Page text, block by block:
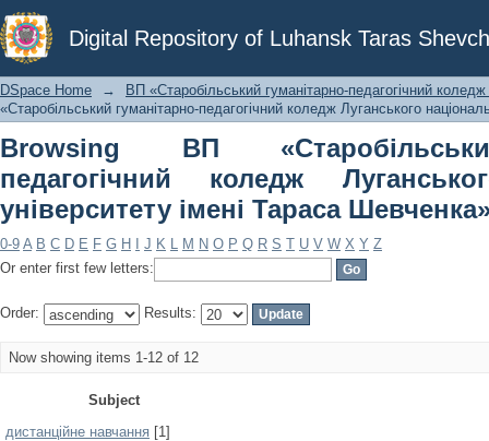
Digital Repository of Luhansk Taras
Browsing ВП «Старобільський
національного університету імені
DSpace Home →
ВП «Старобільський гуманітарно-педагогічний
«Старобільський гуманітарно-педагогічний коледж Луганського
Browsing ВП
педагогічний коледж
університету імені Тараса
0-9 A B C D E F G H J K L M N O P Q R S T U V W X Y Z
Or enter first few letters:
Order: Results:
Now showing items 1-12 of 12
Subject
дистанційне навчання [1]